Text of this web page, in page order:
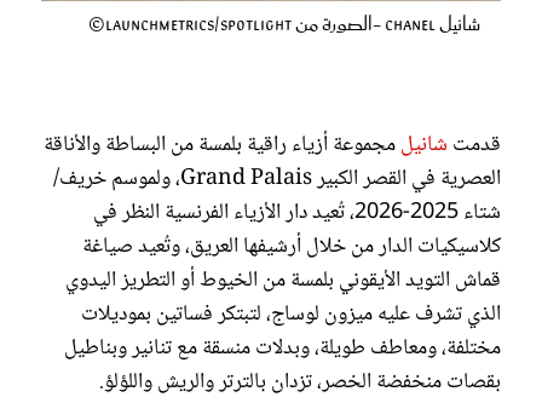
شانيل Chanel -الصورة من Launchmetrics/Spotlight©
قدمت شانيلمجموعة أزياء راقية بلمسة من البساطة والأناقة
العصرية في القصر الكبير Grand Palais، ولموسم خريف/
شتاء 2025-2026، تُعيد دار الأزياء الفرنسية النظر في
كلاسيكيات الدار من خلال أرشيفها العريق، وتُعيد صياغة
قماش التويد الأيقوني بلمسة من الخيوط أو التطريز اليدوي
الذي تشرف عليه ميزون لوساج، لتبتكر فساتين بموديلات
مختلفة، ومعاطف طويلة، وبدلات منسقة مع تنانير وبناطيل
بقصات منخفضة الخصر، تزدان بالترتر والريش واللؤلؤ.